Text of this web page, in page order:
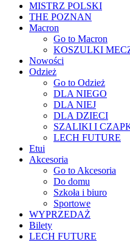
MISTRZ POLSKI
THE POZNAN
Macron
Go to Macron
KOSZULKI
Nowości
Odzież
Go to Odzież
DLA NIEGO
DLA NIEJ
DLA DZIECI
SZALIKI I
LECH FUTURE
Etui
Akcesoria
Go to Akcesoria
Do domu
Szkoła i biuro
Sportowe
WYPRZEDAŻ
Bilety
LECH FUTURE